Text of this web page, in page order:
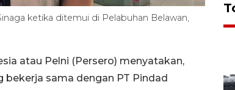
ketika ditemui di Pelabuhan Belawan,
atau Pelni (Persero) menyatakan,
sama dengan PT Pindad